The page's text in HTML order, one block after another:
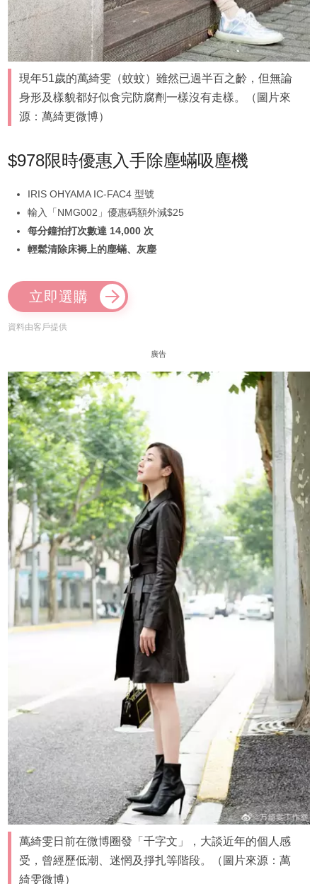
現年51歲的萬綺雯（蚊蚊）雖然已過半百之齡，但無論
身形及樣貌都好似食完防腐劑一樣沒有走樣。（圖片來
源：萬綺更微博）
$978限時優惠入手除塵蟎吸塵機
IRIS OHYAMA IC-FAC4 型號
輸入「NMG002」優惠碼額外減$25
每分鐘拍打次數達 14,000 次
輕鬆清除床褥上的塵蟎、灰塵
立即選購
資料由客戶提供
廣告
萬綺雯日前在微博圈發「千字文」，大談近年的個人感
受，曾經歷低潮、迷惘及掙扎等階段。（圖片來源：萬
綺雯微博）